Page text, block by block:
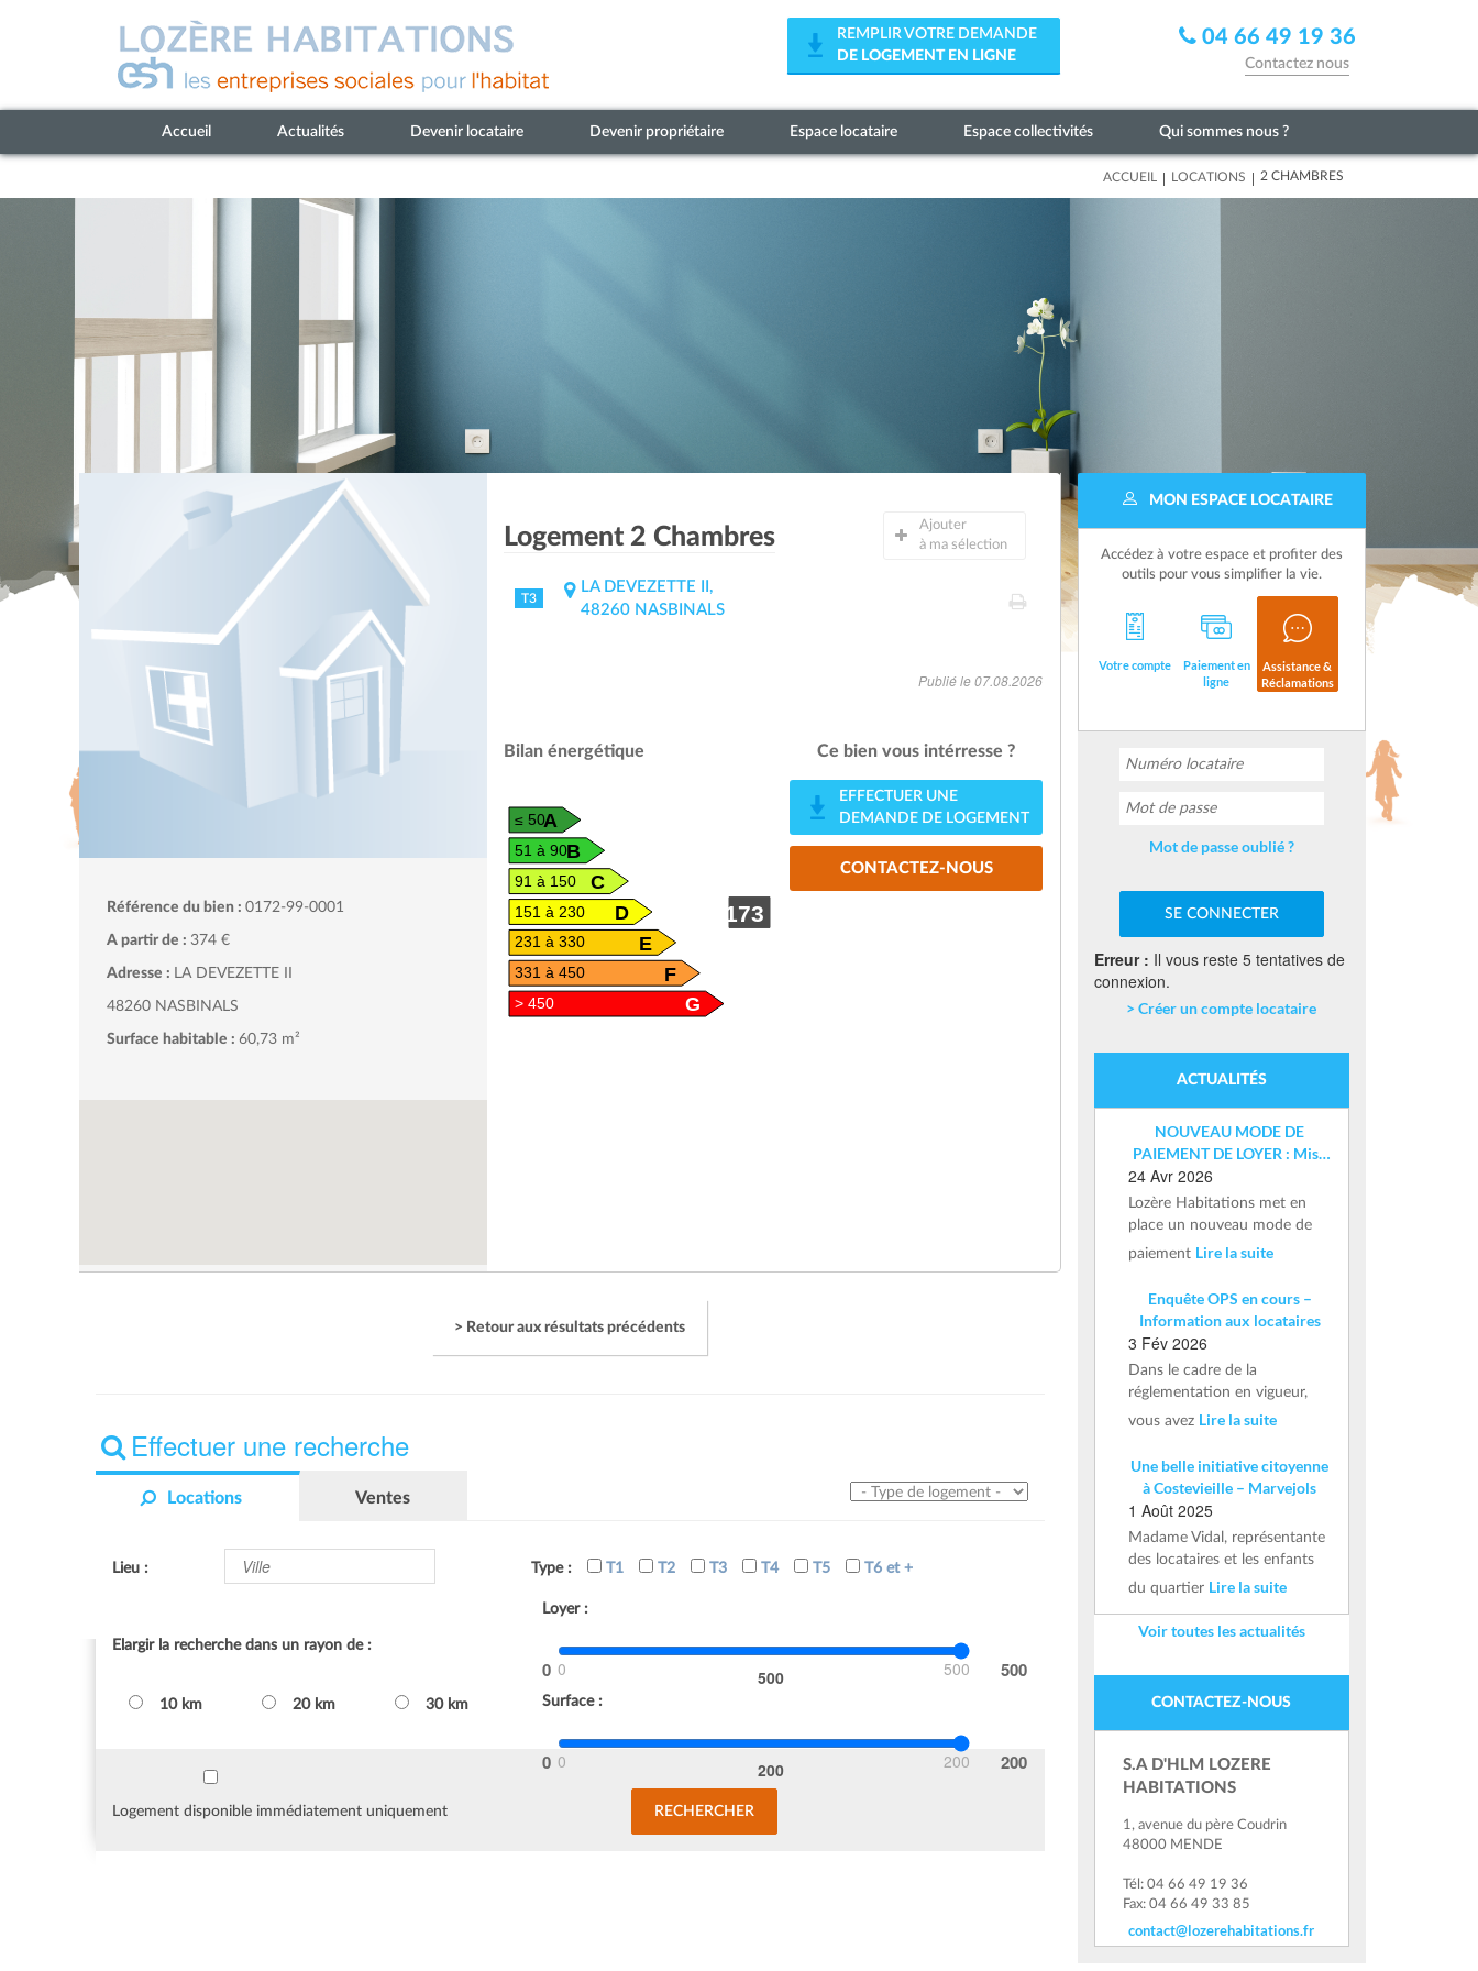
REMPLIR VOTRE DEMANDE
DE LOGEMENT EN LIGNE
04 66 49 19 36
Contactez nous
Accueil Actualités Devenir locataire Devenir propriétaire Espace locataire Espace collectivités Qui sommes nous ?
ACCUEIL | LOCATIONS | 2 CHAMBRES
Référence du bien : 0172-99-0001
A partir de : 374 €
Adresse : LA DEVEZETTE II
48260 NASBINALS
Surface habitable : 60,73 m²
Logement 2 Chambres
Ajouter
à ma sélection
T3
LA DEVEZETTE II,
48260 NASBINALS
Publié le 07.08.2026
Bilan énergétique
A
≤ 50
B
51 à 90
C
91 à 150
173
D
151 à 230
E
231 à 330
F
331 à 450
G
> 450
Ce bien vous intérresse ?
EFFECTUER UNE
DEMANDE DE LOGEMENT
CONTACTEZ-NOUS
> Retour aux résultats précédents
Effectuer une recherche
Locations Ventes
Lieu : Type : T1 T2 T3 T4 T5 T6 et +
Loyer :
0 500 500
Surface :
0 200 200
Elargir la recherche dans un rayon de :
10 km 20 km 30 km
Logement disponible immédiatement uniquement
MON ESPACE LOCATAIRE
Accédez à votre espace et profiter des
outils pour vous simplifier la vie.
Votre compte
Paiement en
ligne
Assistance &
Réclamations
Mot de passe oublié ?
Erreur : Il vous reste 5 tentatives de
connexion.
> Créer un compte locataire
ACTUALITÉS
NOUVEAU MODE DE
PAIEMENT DE LOYER : Mise
en place d’un IBAN nominatif
24 Avr 2026
Lozère Habitations met en
place un nouveau mode de
paiement Lire la suite
Enquête OPS en cours –
Information aux locataires
3 Fév 2026
Dans le cadre de la
réglementation en vigueur,
vous avez Lire la suite
Une belle initiative citoyenne
à Costevieille – Marvejols
1 Août 2025
Madame Vidal, représentante
des locataires et les enfants
du quartier Lire la suite
Voir toutes les actualités
CONTACTEZ-NOUS
S.A D'HLM LOZERE
HABITATIONS
1, avenue du père Coudrin
48000 MENDE
Tél: 04 66 49 19 36
Fax: 04 66 49 33 85
contact@lozerehabitations.fr